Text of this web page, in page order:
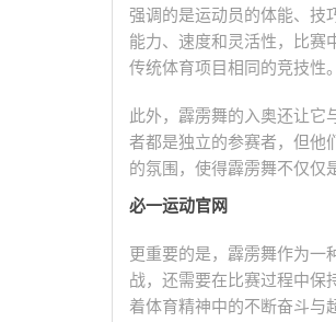
强调的是运动员的体能、技
能力、速度和灵活性，比赛
传统体育项目相同的竞技性。
此外，霹雳舞的入奥还让它
者都是独立的参赛者，但他
的氛围，使得霹雳舞不仅仅
必一运动官网
更重要的是，霹雳舞作为一
战，还需要在比赛过程中保
着体育精神中的不断奋斗与